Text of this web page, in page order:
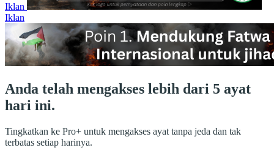
Iklan
Iklan
Anda telah mengakses lebih dari 5 ayat
hari ini.
Tingkatkan ke Pro+ untuk mengakses ayat tanpa jeda dan tak
terbatas setiap harinya.